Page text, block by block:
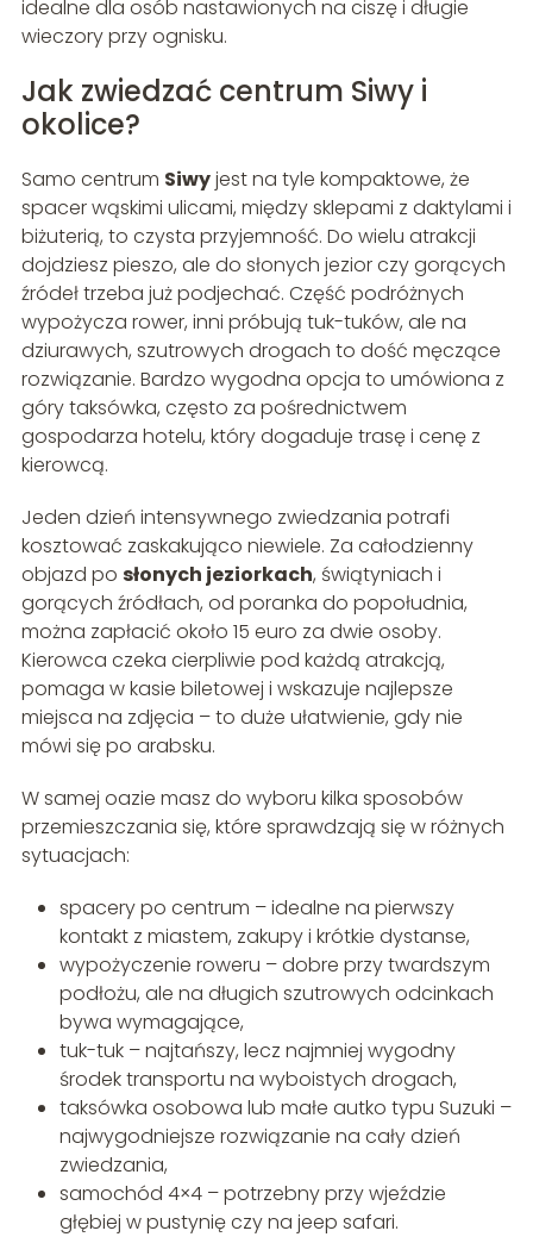
idealne dla osób nastawionych na ciszę i długie
wieczory przy ognisku.
Jak zwiedzać centrum Siwy i
okolice?
Samo centrum Siwyjest na tyle kompaktowe, że
spacer wąskimi ulicami, między sklepami z daktylami i
biżuterią, to czysta przyjemność. Do wielu atrakcji
dojdziesz pieszo, ale do słonych jezior czy gorących
źródeł trzeba już podjechać. Część podróżnych
wypożycza rower, inni próbują tuk-tuków, ale na
dziurawych, szutrowych drogach to dość męczące
rozwiązanie. Bardzo wygodna opcja to umówiona z
góry taksówka, często za pośrednictwem
gospodarza hotelu, który dogaduje trasę i cenę z
kierowcą.
Jeden dzień intensywnego zwiedzania potrafi
kosztować zaskakująco niewiele. Za całodzienny
objazd po słonych jeziorkach, świątyniach i
gorących źródłach, od poranka do popołudnia,
można zapłacić około 15 euro za dwie osoby.
Kierowca czeka cierpliwie pod każdą atrakcją,
pomaga w kasie biletowej i wskazuje najlepsze
miejsca na zdjęcia – to duże ułatwienie, gdy nie
mówi się po arabsku.
W samej oazie masz do wyboru kilka sposobów
przemieszczania się, które sprawdzają się w różnych
sytuacjach:
spacery po centrum – idealne na pierwszy
kontakt z miastem, zakupy i krótkie dystanse,
wypożyczenie roweru – dobre przy twardszym
podłożu, ale na długich szutrowych odcinkach
bywa wymagające,
tuk-tuk – najtańszy, lecz najmniej wygodny
środek transportu na wyboistych drogach,
taksówka osobowa lub małe autko typu Suzuki –
najwygodniejsze rozwiązanie na cały dzień
zwiedzania,
samochód 4×4 – potrzebny przy wjeździe
głębiej w pustynię czy na jeep safari.